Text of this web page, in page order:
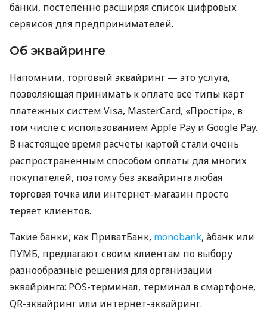
банки, постепенно расширяя список цифровых
сервисов для предпринимателей.
Об эквайринге
Напомним, торговый эквайринг — это услуга,
позволяющая принимать к оплате все типы карт
платежных систем Visa, MasterCard, «Простір», в
том числе с использованием Apple Pay и Google Pay.
В настоящее время расчеты картой стали очень
распространенным способом оплаты для многих
покупателей, поэтому без эквайринга любая
торговая точка или интернет-магазин просто
теряет клиентов.
Такие банки, как ПриватБанк, monobank, àбанк или
ПУМБ, предлагают своим клиентам по выбору
разнообразные решения для организации
эквайринга: POS-терминал, терминал в смартфоне,
QR-эквайринг или интернет-эквайринг.